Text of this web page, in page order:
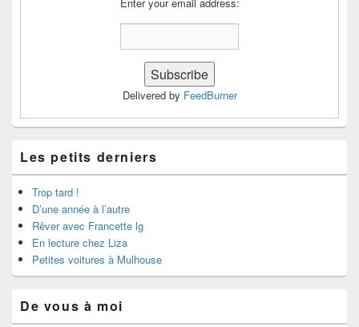
Delivered by FeedBurner
Les petits derniers
Trop tard !
D’une année à l’autre
Rêver avec Francette lg
En lecture chez Liza
Petites voitures à Mulhouse
De vous à moi